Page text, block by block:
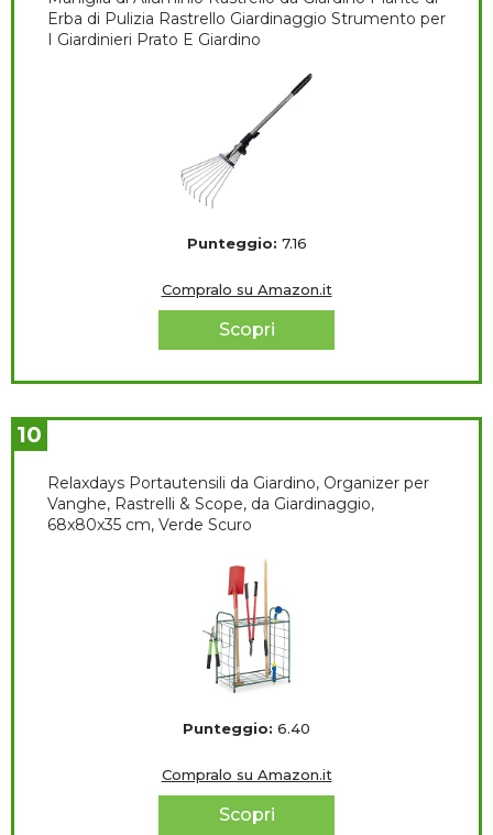
Erba di Pulizia Rastrello Giardinaggio Strumento per
I Giardinieri Prato E Giardino
Punteggio: 7.16
Compralo su Amazon.it
Scopri
10
Relaxdays Portautensili da Giardino, Organizer per
Vanghe, Rastrelli & Scope, da Giardinaggio,
68x80x35 cm, Verde Scuro
Punteggio: 6.40
Compralo su Amazon.it
Scopri